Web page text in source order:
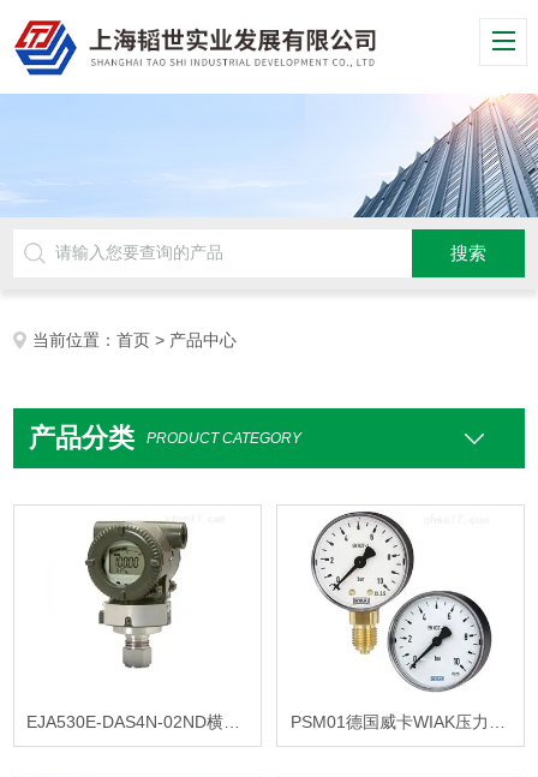
当前位置：首页 > 产品中心
产品分类 PRODUCT CATEGORY
EJA530E-DAS4N-02ND横河EJA530E-DAS4N-02NN压力变送器 PSM01德国威卡WIAK压力开关